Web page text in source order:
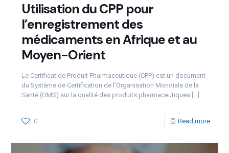
Utilisation du CPP pour
l’enregistrement des
médicaments en Afrique et au
Moyen-Orient
Le Certificat de Produit Pharmaceutique (CPP) est un document
du Système de Certification de l’Organisation Mondiale de la
Santé (OMS) sur la qualité des produits pharmaceutiques […]
0 Read more